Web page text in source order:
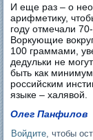
И еще раз – о
арифметику,
году отмечали
Воркующие
100 граммами,
дедульки не
быть как
российским
языке – халявой.
Олег Панфилов
Войдите , чтобы